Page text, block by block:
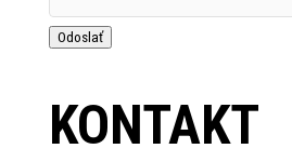
Odoslať
KONTAKT